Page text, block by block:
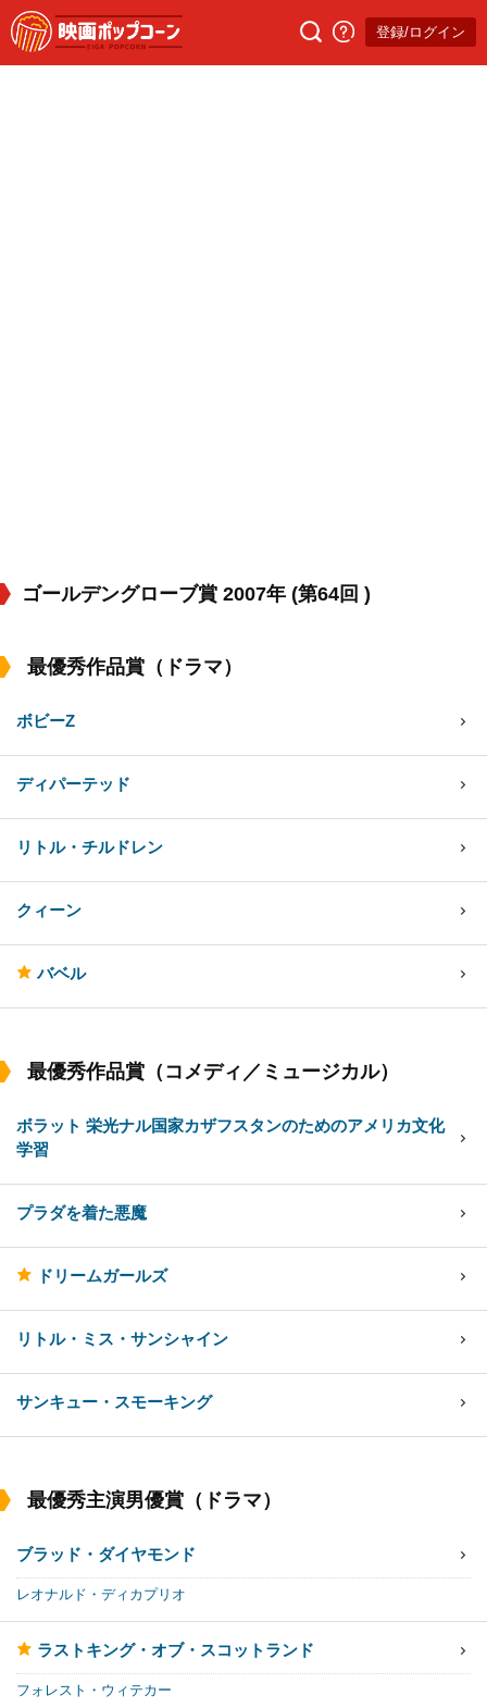
登録/ログイン
ゴールデングローブ賞 2007年 (第64回 )
最優秀作品賞（ドラマ）
ボビーZ
ディパーテッド
リトル・チルドレン
クィーン
バベル
最優秀作品賞（コメディ／ミュージカル）
ボラット 栄光ナル国家カザフスタンのためのアメリカ文化
学習
プラダを着た悪魔
ドリームガールズ
リトル・ミス・サンシャイン
サンキュー・スモーキング
最優秀主演男優賞（ドラマ）
ブラッド・ダイヤモンド
レオナルド・ディカプリオ
ラストキング・オブ・スコットランド
フォレスト・ウィテカー